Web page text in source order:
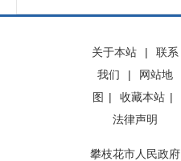
关于本站 |
联系
我们
|
网站地
图 | 收藏本站 |
法律声明
攀枝花市人民政府